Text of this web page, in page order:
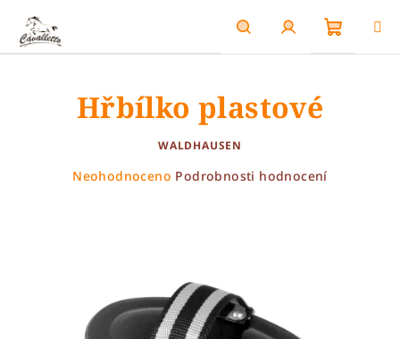
obsah
HledatPřihlášení
Hřbílko plastové
WALDHAUSEN
Průměrné
hvězdiček.
Neohodnoceno Podrobnosti hodnocení